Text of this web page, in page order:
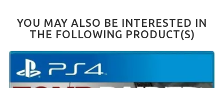
YOU MAY ALSO BE INTERESTED IN
THE FOLLOWING PRODUCT(S)